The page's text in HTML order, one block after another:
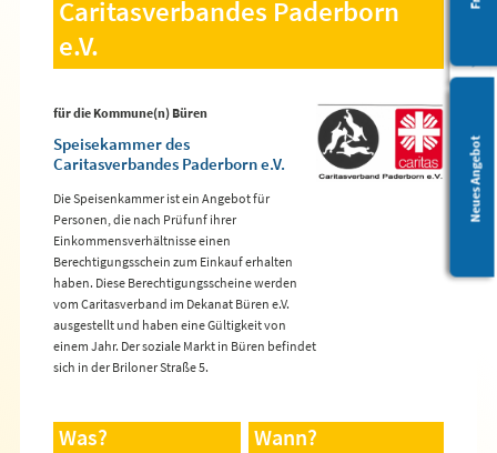
Leichte Sprache
Neues Angebot
Caritasverbandes Paderborn
e.V.
für die Kommune(n) Büren
Speisekammer des
Caritasverbandes Paderborn e.V.
Die Speisenkammer ist ein Angebot für
Personen, die nach Prüfunf ihrer
Einkommensverhältnisse einen
Berechtigungsschein zum Einkauf erhalten
haben. Diese Berechtigungsscheine werden
vom Caritasverband im Dekanat Büren e.V.
ausgestellt und haben eine Gültigkeit von
einem Jahr. Der soziale Markt in Büren befindet
sich in der Briloner Straße 5.
Was? Wann?